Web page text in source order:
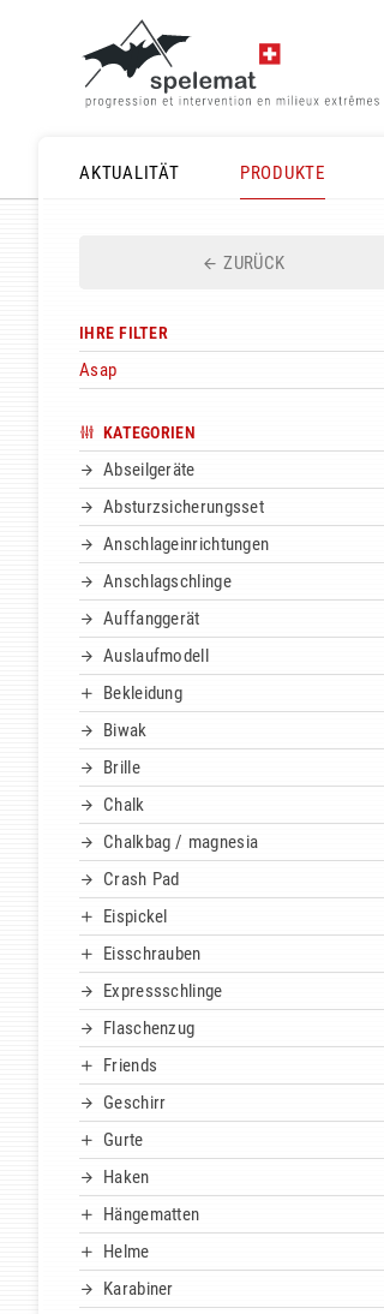
AKTUALITÄT
PRODUKTE
ZURÜCK
IHRE FILTER
Asap
KATEGORIEN
Abseilgeräte
Absturzsicherungsset
Anschlageinrichtungen
Anschlagschlinge
Auffanggerät
Auslaufmodell
Bekleidung
Biwak
Brille
Chalk
Chalkbag / magnesia
Crash Pad
Eispickel
Eisschrauben
Expressschlinge
Flaschenzug
Friends
Geschirr
Gurte
Haken
Hängematten
Helme
Karabiner